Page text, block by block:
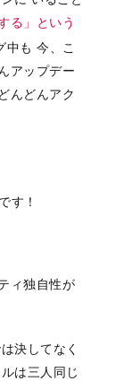
る」という
中も 今、こ
アップデー
んどんアク
す！
ィ独自性が
決してなく
は三人同じ